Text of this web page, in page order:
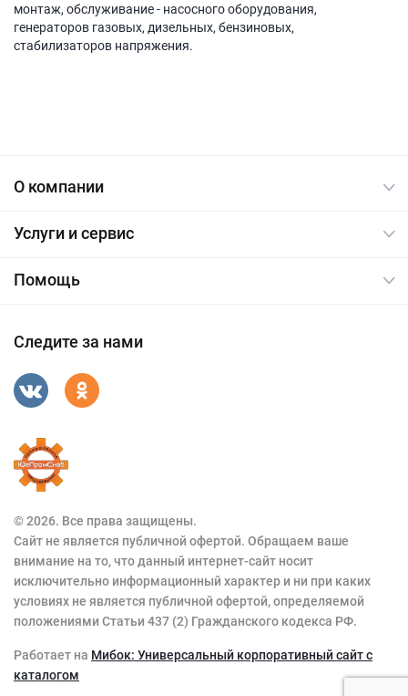
монтаж, обслуживание - насосного оборудования,
генераторов газовых, дизельных, бензиновых,
стабилизаторов напряжения.
О компании
Услуги и сервис
Помощь
Следите за нами
© 2026. Все права защищены.
Сайт не является публичной офертой. Обращаем ваше
внимание на то, что данный интернет-сайт носит
исключительно информационный характер и ни при каких
условиях не является публичной офертой, определяемой
положениями Статьи 437 (2) Гражданского кодекса РФ.
Работает на Мибок: Универсальный корпоративный сайт с
каталогом